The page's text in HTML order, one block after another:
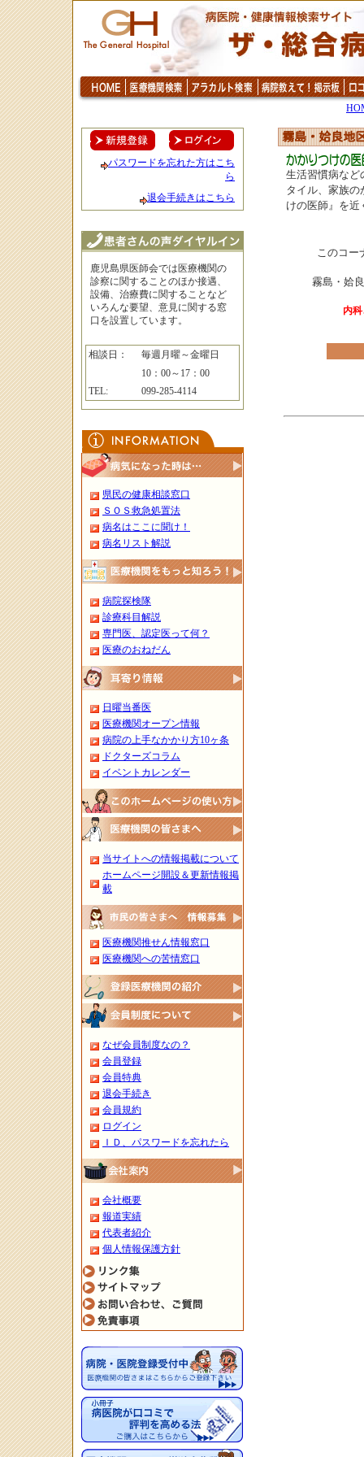
パスワードを忘れた方はこち
ら
退会手続きはこちら
鹿児島県医師会では医療機関の
診察に関することのほか接遇、
設備、治療費に関することなど
いろんな要望、意見に関する窓
口を設置しています。
相談日：
毎週月曜～金曜日
10：00～17：00
TEL:
099-285-4114
県民の健康相談窓口
ＳＯＳ救急処置法
病名はここに聞け！
病名リスト解説
病院探検隊
診療科目解説
専門医、認定医って何？
医療のおねだん
日曜当番医
医療機関オープン情報
病院の上手なかかり方10ヶ条
ドクターズコラム
イベントカレンダー
当サイトへの情報掲載について
ホームページ開設＆更新情報掲
載
医療機関推せん情報窓口
医療機関への苦情窓口
なぜ会員制度なの？
会員登録
会員特典
退会手続き
会員規約
ログイン
ＩＤ、パスワードを忘れたら
会社概要
報道実績
代表者紹介
個人情報保護方針
生活習慣病など
タイル、家族の
けの医師』を近
このコー
霧島・姶
内